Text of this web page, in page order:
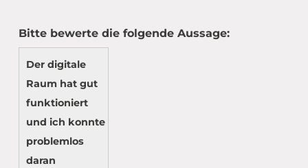
Bitte bewerte die folgende Aussage:
Der digitale
Raum hat gut
funktioniert
und ich konnte
problemlos
daran